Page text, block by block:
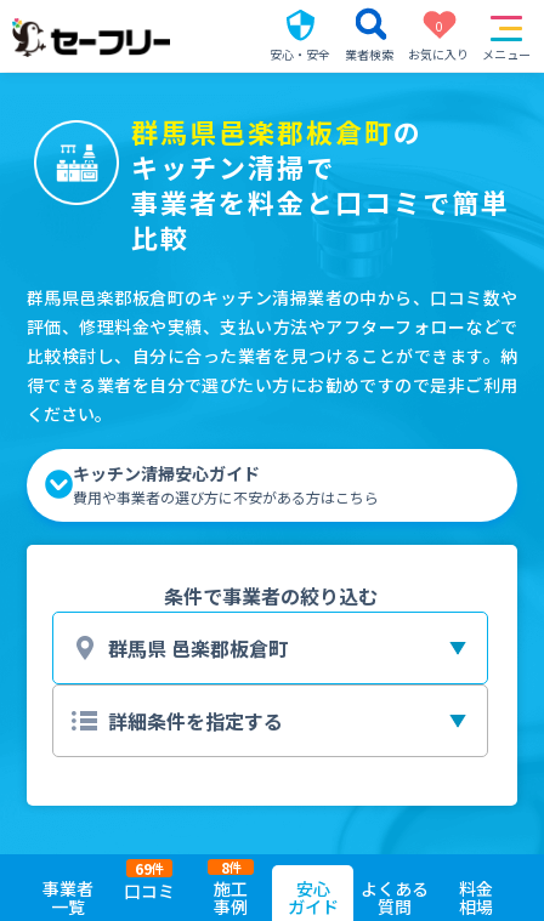
安心・安全 業者検索
0
お気に入り
メニュー
群馬県邑楽郡板倉町の
キッチン清掃で
事業者を料金と口コミで簡単
比較
群馬県邑楽郡板倉町のキッチン清掃業者の中から、口コミ数や
評価、修理料金や実績、支払い方法やアフターフォローなどで
比較検討し、自分に合った業者を見つけることができます。納
得できる業者を自分で選びたい方にお勧めですので是非ご利用
ください。
キッチン清掃安心ガイド
費用や事業者の選び方に不安がある方はこちら
条件で事業者の絞り込む
事業者
一覧
口コミ
69件
施工
事例
8件
安心
ガイド
よくある
質問
料金
相場